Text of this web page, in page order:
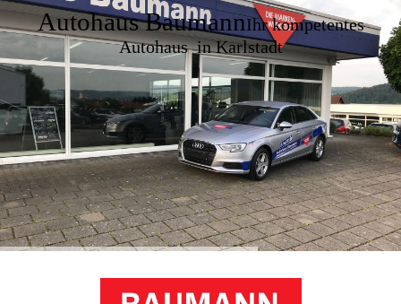
Autohaus BaumannIhr kompetentes
Autohaus in Karlstadt